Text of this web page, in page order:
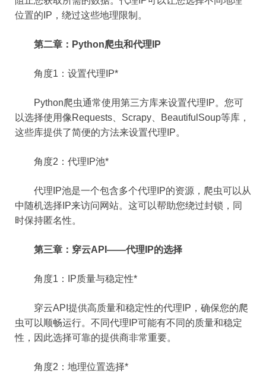
位置的IP，绕过这些地理限制。
第二章：Python爬虫和代理IP
角度1：设置代理IP*
Python爬虫通常使用第三方库来设置代理IP。您可
以选择使用像Requests、Scrapy、BeautifulSoup等库，
这些库提供了简便的方法来设置代理IP。
角度2：代理IP池*
代理IP池是一个包含多个代理IP的资源，爬虫可以从
中随机选择IP来访问网站。这可以帮助您绕过封锁，同
时保持匿名性。
第三章：穿云API——代理IP的选择
角度1：IP质量与稳定性*
穿云API提供高质量和稳定性的代理IP，确保您的爬
虫可以顺畅运行。不同代理IP可能有不同的质量和稳定
性，因此选择可靠的提供商非常重要。
角度2：地理位置选择*